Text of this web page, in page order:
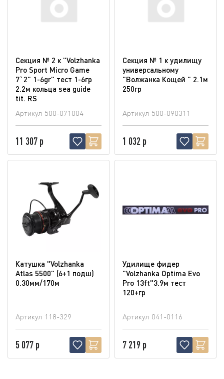
Секция № 2 к "Volzhanka
Pro Sport Micro Game
7`2" 1-6gr" тест 1-6гр
2.2м кольца sea guide
tit. RS
Артикул 500-071004
11 307 р
Секция № 1 к удилищу
универсальному
"Волжанка Кощей " 2.1м
250гр
Артикул 500-090311
1 032 р
Катушка "Volzhanka
Atlas 5500" (6+1 подш)
0.30мм/170м
Артикул 118-329
5 077 р
Удилище фидер
"Volzhanka Optima Evo
Pro 13ft"3.9м тест
120+гр
Артикул 041-0116
7 219 р